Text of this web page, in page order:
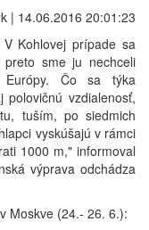
| 14.06.2016 20:01:23
Kohlovej prípade sa
preto sme ju nechceli
Európy. Čo sa týka
polovičnú vzdialenosť,
tuším, po siedmich
vyskúšajú v rámci
1000 m," informoval
výprava odchádza
Moskve (24.- 26. 6.):